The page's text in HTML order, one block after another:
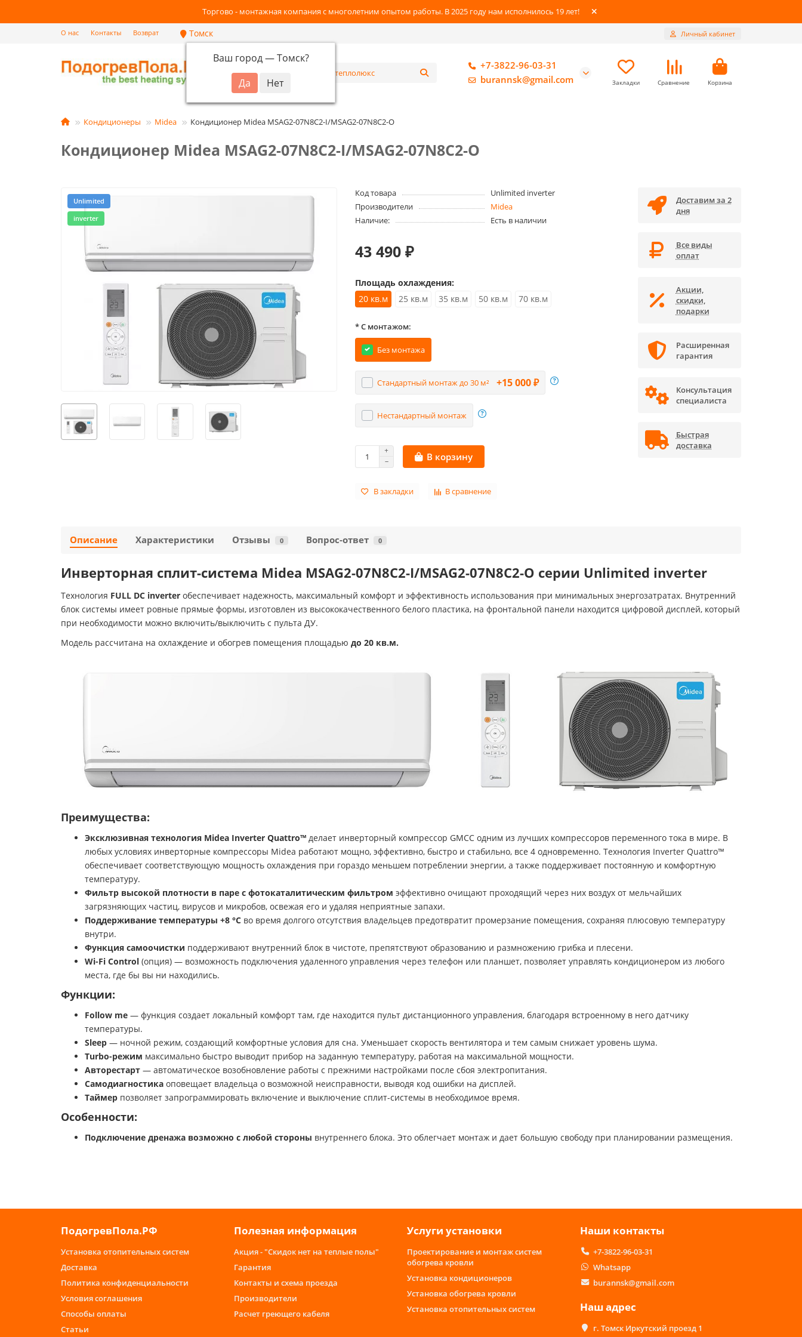
Торгово - монтажная компания с многолетним опытом работы. В 2025 году нам исполнилось 19 лет!
О нас Контакты Возврат Томск
Ваш город —Томск?
Личный кабинет
Каталог
+7-3822-96-03-31
burannsk@gmail.com
Закладки Сравнение Корзина
Кондиционеры Midea Кондиционер Midea MSAG2-07N8C2-I/MSAG2-07N8C2-O
Кондиционер Midea MSAG2-07N8C2-I/MSAG2-07N8C2-O
Unlimited
inverter
Код товара
Unlimited inverter
Производители
Midea
Наличие:
Есть в наличии
43 490 ₽
Площадь охлаждения:
20 кв.м
25 кв.м 35 кв.м 50 кв.м 70 кв.м
* С монтажом:
Без монтажа
Стандартный монтаж до 30 м²+15 000 ₽
Нестандартный монтаж
В корзину
В закладки В сравнение
Доставим за 2
дня
Все виды
оплат
Акции,
скидки,
подарки
Расширенная
гарантия
Консультация
специалиста
Быстрая
доставка
Описание Характеристики Отзывы 0 Вопрос-ответ 0
Инверторная сплит-система Midea MSAG2-07N8C2-I/MSAG2-07N8C2-O серии Unlimited inverter
Технология FULL DC inverter обеспечивает надежность, максимальный комфорт и эффективность использования при минимальных энергозатратах. Внутренний
блок системы имеет ровные прямые формы, изготовлен из высококачественного белого пластика, на фронтальной панели находится цифровой дисплей, который
при необходимости можно включить/выключить с пульта ДУ.
Модель рассчитана на охлаждение и обогрев помещения площадью до 20 кв.м.
Преимущества:
Эксклюзивная технология Midea Inverter Quattro™ делает инверторный компрессор GMCC одним из лучших компрессоров переменного тока в мире. В
любых условиях инверторные компрессоры Midea работают мощно, эффективно, быстро и стабильно, все 4 одновременно. Технология Inverter Quattro™
обеспечивает соответствующую мощность охлаждения при гораздо меньшем потреблении энергии, а также поддерживает постоянную и комфортную
температуру.
Фильтр высокой плотности в паре с фотокаталитическим фильтром эффективно очищают проходящий через них воздух от мельчайших
загрязняющих частиц, вирусов и микробов, освежая его и удаляя неприятные запахи.
Поддерживание температуры +8 °С во время долгого отсутствия владельцев предотвратит промерзание помещения, сохраняя плюсовую температуру
внутри.
Функция самоочистки поддерживают внутренний блок в чистоте, препятствуют образованию и размножению грибка и плесени.
Wi-Fi Control (опция) — возможность подключения удаленного управления через телефон или планшет, позволяет управлять кондиционером из любого
места, где бы вы ни находились.
Функции:
Follow me — функция создает локальный комфорт там, где находится пульт дистанционного управления, благодаря встроенному в него датчику
температуры.
Sleep — ночной режим, создающий комфортные условия для сна. Уменьшает скорость вентилятора и тем самым снижает уровень шума.
Turbo-режим максимально быстро выводит прибор на заданную температуру, работая на максимальной мощности.
Авторестарт — автоматическое возобновление работы с прежними настройками после сбоя электропитания.
Самодиагностика оповещает владельца о возможной неисправности, выводя код ошибки на дисплей.
Таймер позволяет запрограммировать включение и выключение сплит-системы в необходимое время.
Особенности:
Подключение дренажа возможно с любой стороны внутреннего блока. Это облегчает монтаж и дает большую свободу при планировании размещения.
ПодогревПола.РФ
Установка отопительных систем
Доставка
Политика конфиденциальности
Условия соглашения
Способы оплаты
Статьи
Полезная информация
Акция - "Скидок нет на теплые полы"
Гарантия
Контакты и схема проезда
Производители
Расчет греющего кабеля
Услуги установки
Проектирование и монтаж систем
обогрева кровли
Установка кондиционеров
Установка обогрева кровли
Установка отопительных систем
Наши контакты
+7-3822-96-03-31
Whatsapp
burannsk@gmail.com
Наш адрес
г. Томск Иркутский проезд 1